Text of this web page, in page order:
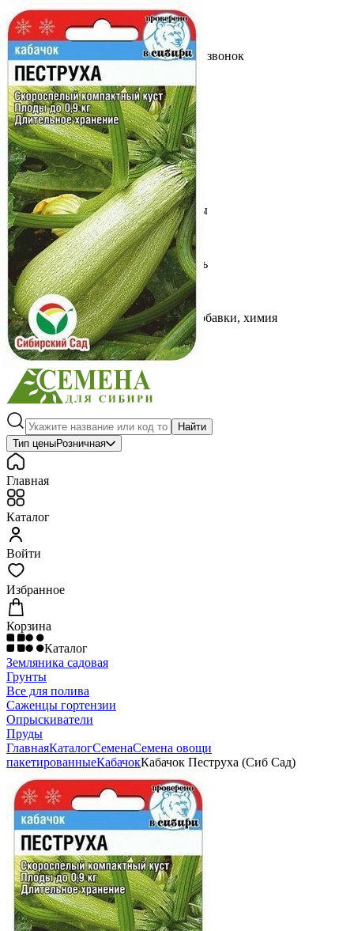
Выберите город
Обратный звонокЗаказать обратный звонок
Каталог
Семена
Грунты
Газонные травы, сидераты
Горшки, рассадники, аксессуары
Посадочный материал
Садовый инструмент, инвентарь
Консервирование
Средства защиты, удобрения, добавки, химия
Обустройство сада, декор
Найти
Тип ценыРозничная
Главная
Каталог
Войти
Избранное
Корзина
Каталог
Земляника садовая
Грунты
Все для полива
Саженцы гортензии
Опрыскиватели
Пруды
ГлавнаяКаталогСеменаСемена овощи
пакетированныеКабачокКабачок Пеструха (Сиб Сад)